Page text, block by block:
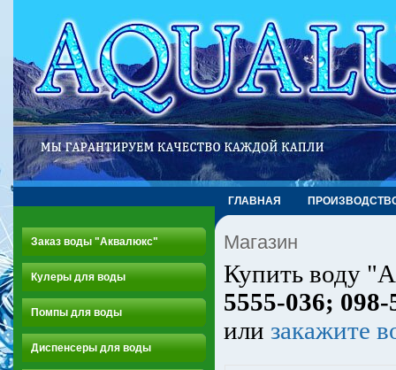
ГЛАВНАЯ
Заказ воды "Аквалюкс"
Кулеры для воды
Помпы для воды
Диспенсеры для воды
Магазин
Купить воду
5555-036; 098-
или закажите